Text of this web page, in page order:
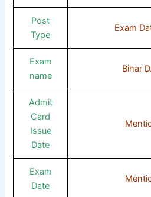
Post
Type
Exam
Exam
name
Bihar
Admit
Card
Issue
Date
Exam
Date